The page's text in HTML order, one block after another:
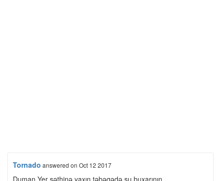
Tornado answered on Oct 12 2017
Duman Yer səthinə yaxın təbəqədə su buxarının